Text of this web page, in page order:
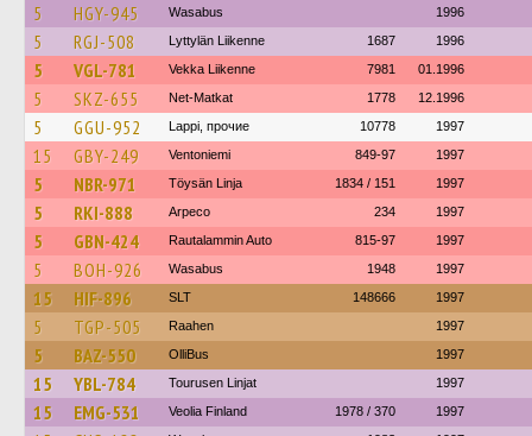
5 HGY-945 Wasabus 1996
5 RGJ-508 Lyttylän Liikenne 1687 1996
5 VGL-781 Vekka Liikenne 7981 01.1996
5 SKZ-655 Net-Matkat 1778 12.1996
5 GGU-952 Lappi, прочие 10778 1997
15 GBY-249 Ventoniemi 849-97 1997
5 NBR-971 Töysän Linja 1834 / 151 1997
5 RKI-888 Arpeco 234 1997
5 GBN-424 Rautalammin Auto 815-97 1997
5 BOH-926 Wasabus 1948 1997
15 HIF-896 SLT 148666 1997
5 TGP-505 Raahen 1997
5 BAZ-550 OlliBus 1997
15 YBL-784 Tourusen Linjat 1997
15 EMG-531 Veolia Finland 1978 / 370 1997